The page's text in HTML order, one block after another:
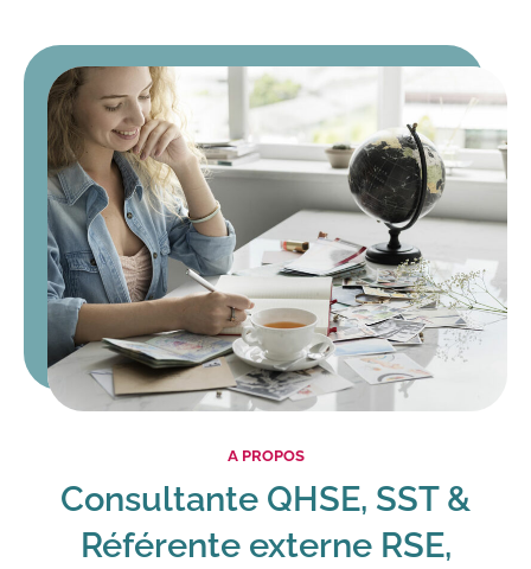
A PROPOS
Consultante QHSE, SST &
Référente externe RSE,